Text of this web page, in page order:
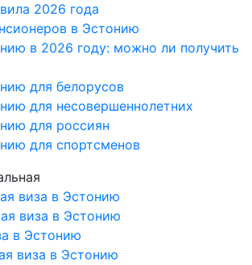
2026 года
в Эстонию
в 2026 году: можно ли получить
для белорусов
для несовершеннолетних
для россиян
для спортсменов
виза в Эстонию
виза в Эстонию
в Эстонию
виза в Эстонию